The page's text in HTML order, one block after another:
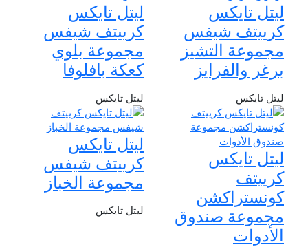
ليتل تايكس
كرييتف شيفس
مجموعة التشيز
برغر والفرايز
ليتل تايكس
ليتل تايكس
كرييتف شيفس
مجموعة بلوي
كعكة بافلوفا
ليتل تايكس
ليتل تايكس
كرييتف
كونستراكشن
مجموعة صندوق
الأدوات
ليتل تايكس
كرييتف شيفس
مجموعة الخباز
ليتل تايكس